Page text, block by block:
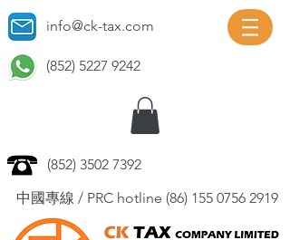
info@ck-tax.com
(852) 5227 9242
(852) 3502 7392
中國專線 / PRC hotline (86) 155 0756 2919